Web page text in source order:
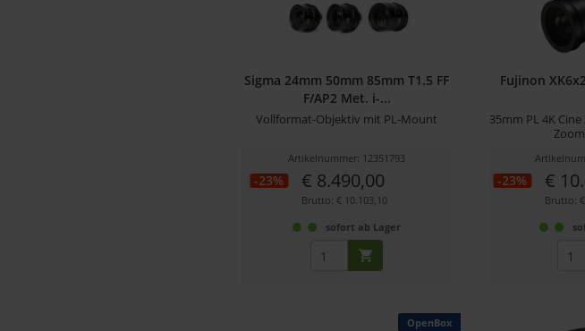
Sigma 24mm 50mm 85mm T1.5 FF
F/AP2 Met. i-...
Vollformat-Objektiv mit PL-Mount
Artikelnummer: 12351793
-23% € 8.490,00
Brutto: € 10.103,10
sofort ab Lager
Fujinon
35mm PL 4K
-23% €
Brutto:
OpenBox